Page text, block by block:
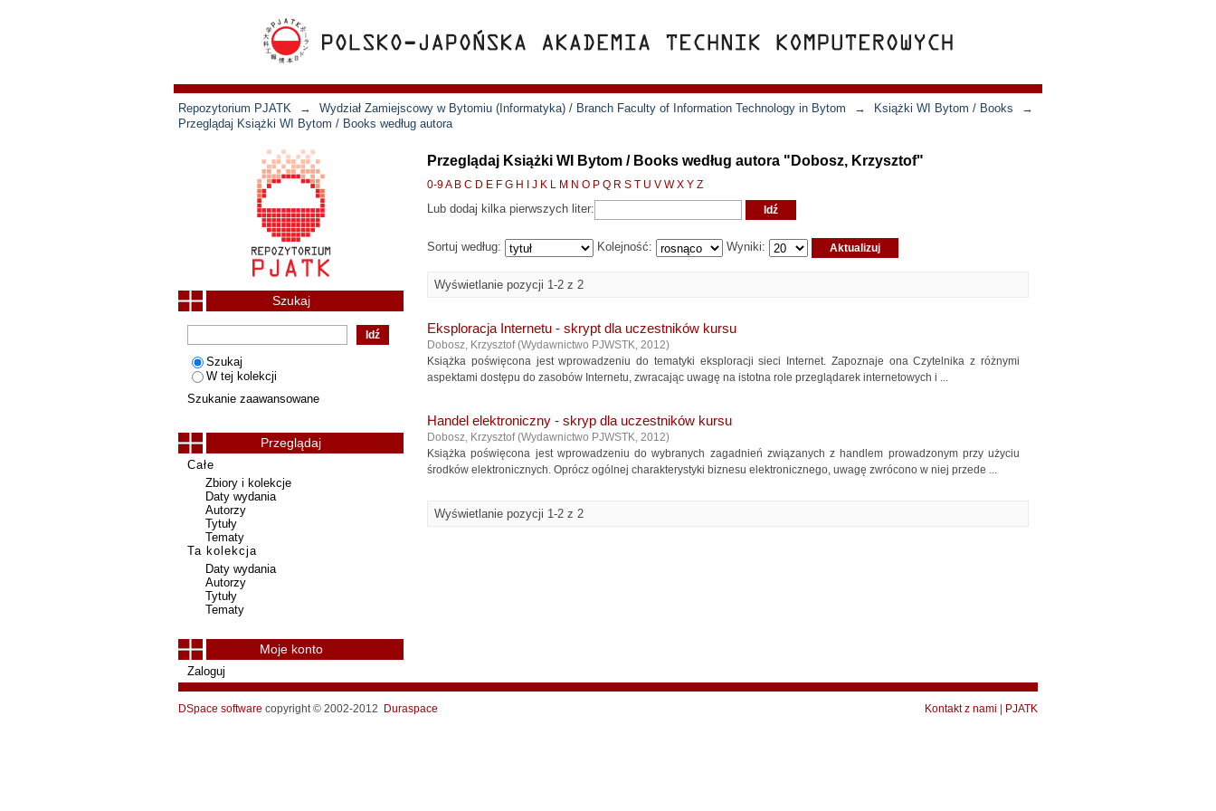
Repozytorium PJATK → Wydział Zamiejscowy w Bytomiu (Informatyka) / Branch Faculty of Information Technology in Bytom → Książki WI Bytom / Books
→
Przeglądaj Książki WI Bytom / Books według autora
Przeglądaj Książki WI Bytom / Books według autora "Dobosz, Krzysztof"
0-9A B C D E F G H J K L M N O P Q R S T U V W X Y Z
Lub dodaj kilka pierwszych liter:
Sortuj według: Kolejność: Wyniki:
Wyświetlanie pozycji 1-2 z 2
Eksploracja Internetu - skrypt dla uczestników kursu
Dobosz, Krzysztof (Wydawnictwo PJWSTK, 2012)
Książka poświęcona jest wprowadzeniu do tematyki eksploracji sieci Internet. Zapoznaje ona Czytelnika z różnymi
aspektami dostępu do zasobów Internetu, zwracając uwagę na istotna role przeglądarek internetowych i ...
Handel elektroniczny - skryp dla uczestników kursu
Dobosz, Krzysztof (Wydawnictwo PJWSTK, 2012)
Książka poświęcona jest wprowadzeniu do wybranych zagadnień związanych z handlem prowadzonym przy użyciu
środków elektronicznych. Oprócz ogólnej charakterystyki biznesu elektronicznego, uwagę zwrócono w niej przede ...
Wyświetlanie pozycji 1-2 z 2
Szukaj
Szukaj
W tej kolekcji
Szukanie zaawansowane
Przeglądaj
Całe
Zbiory i kolekcje
Daty wydania
Autorzy
Tytuły
Tematy
Ta kolekcja
Daty wydania
Autorzy
Tytuły
Tematy
Moje konto
Zaloguj
DSpace software copyright © 2002-2012 Duraspace Kontakt z nami PJATK